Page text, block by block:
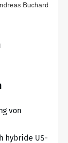
Buchard
von
hybride US-